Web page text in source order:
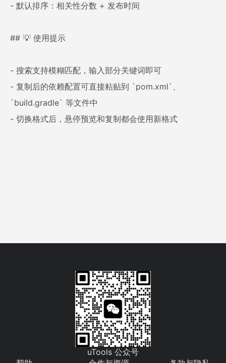
- 默认排序：相关性分数 + 发布时间
## 💡 使用提示
- 搜索支持模糊匹配，输入部分关键词即可
- 复制后的依赖配置可直接粘贴到 `pom.xml`、
`build.gradle` 等文件中
- 切换格式后，悬停预览和复制都会使用新格式
uTools 公众号